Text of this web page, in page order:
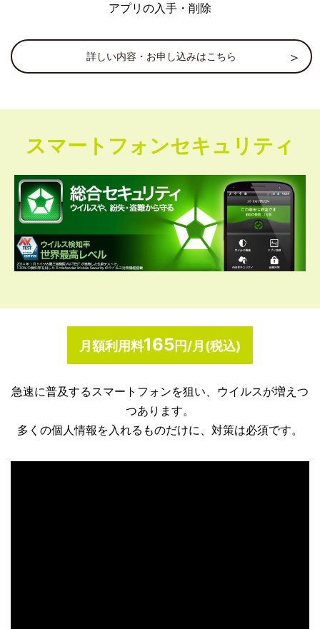
アプリの入手・削除
詳しい内容・お申し込みはこちら
スマートフォンセキュリティ
月額利用料165円/月(税込)
急速に普及するスマートフォンを狙い、ウイルスが増えつ
つあります。
多くの個人情報を入れるものだけに、対策は必須です。